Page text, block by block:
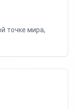
точке мира,